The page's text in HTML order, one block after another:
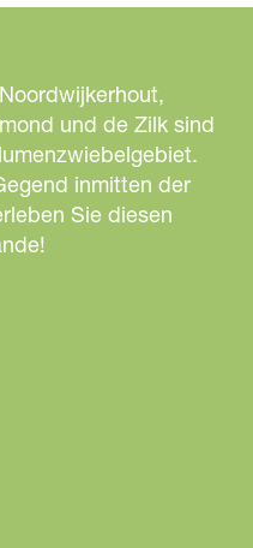
und de Zilk sind
inmitten der
Sie diesen